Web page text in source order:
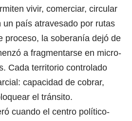
vivir, comerciar, circular
un país atravesado por rutas
proceso, la soberanía dejó de
a fragmentarse en micro-
Cada territorio controlado
capacidad de cobrar,
el tránsito.
cuando el centro político-